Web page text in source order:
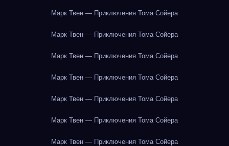
Марк Твен — Приключения Тома Сойера
Марк Твен — Приключения Тома Сойера
Марк Твен — Приключения Тома Сойера
Марк Твен — Приключения Тома Сойера
Марк Твен — Приключения Тома Сойера
Марк Твен — Приключения Тома Сойера
Марк Твен — Приключения Тома Сойера